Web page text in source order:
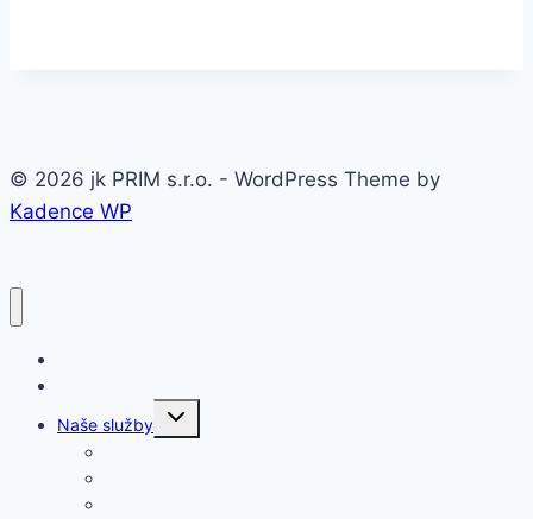
© 2026 jk PRIM s.r.o. - WordPress Theme by
Kadence WP
Naše služby
Toggle
child